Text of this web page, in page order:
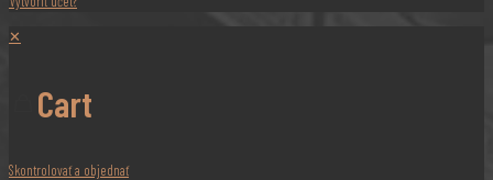
✕
Cart
Skontrolovať a objednať